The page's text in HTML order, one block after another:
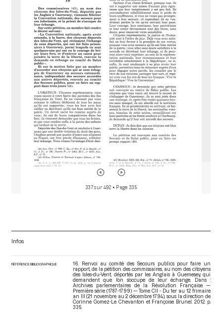
337 sur 492 • Page 335
Infos
RÉFÉRENCE BIBLIOGRAPHIQUE
16. Renvoi au comité des Secours publics pour faire un
rapport, de la pétition des commissaires, au nom des citoyens
des Isles-du-Vent, déportés par les Anglais à Guemesey, qui
demandent que l’on s’occupe de leur échange. Dans :
Archives parlementaires de la Révolution Française —
Première série (1787-1799) — Tome CII - Du 1er au 12 frimaire
an III (21 novembre au 2 décembre 1794) , sous la direction de
Corinne Gomez-Le Chevanton et Françoise Brunel. 2012. p.
335.